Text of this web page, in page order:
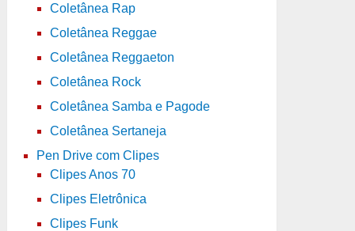
Coletânea Rap
Coletânea Reggae
Coletânea Reggaeton
Coletânea Rock
Coletânea Samba e Pagode
Coletânea Sertaneja
Pen Drive com Clipes
Clipes Anos 70
Clipes Eletrônica
Clipes Funk